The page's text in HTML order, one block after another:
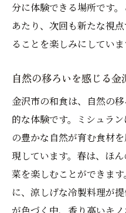
分に体験できる場所です
あたり、次回も新たな視
ることを楽しみにしていま
自然の移ろいを感じる金
金沢市の和食は、自然の
的な体験です。ミシュラ
の豊かな自然が育む食材
現しています。春は、ほ
菜を楽しむことができま
に、涼しげな冷製料理が